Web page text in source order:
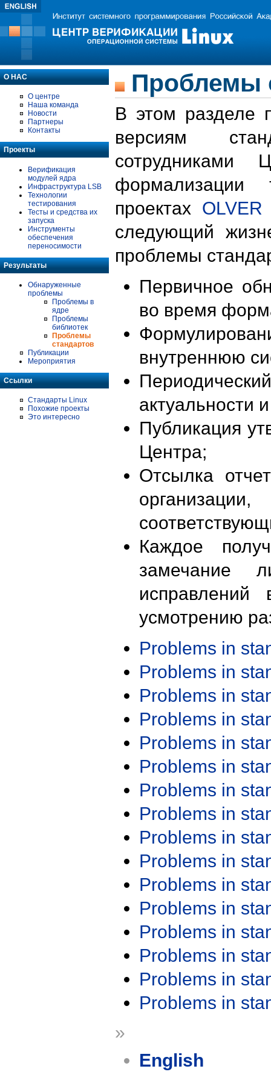
О НАС
О центре
Наша команда
Новости
Партнеры
Контакты
Проекты
Верификация
модулей ядра
Инфраструктура LSB
Технологии
тестирования
Тесты и средства их
запуска
Инструменты
обеспечения
переносимости
Результаты
Обнаруженные
проблемы
Проблемы в
ядре
Проблемы
библиотек
Проблемы
стандартов
Публикации
Мероприятия
Ссылки
Стандарты Linux
Похожие проекты
Это интересно
Проблемы
В этом разделе
версиям
формализации
проектах OLVER
следующий
проблемы
Первичное
во время
внутреннюю
актуальности
Публикация
Центра;
Отсылка
Каждое
замечание
исправлений
усмотрению
Problems in
Problems in
Problems in
Problems in
Problems in
Problems in
Problems in
Problems in
Problems in
Problems in
Problems in
Problems in
Problems in
Problems in
Problems in
Problems in
»
English